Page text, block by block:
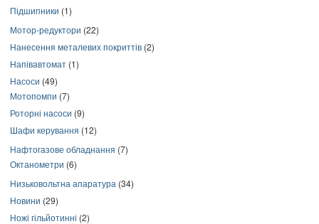
Підшипники (1)
Мотор-редуктори (22)
Нанесення металевих покриттів (2)
Напівавтомат (1)
Насоси (49)
Мотопомпи (7)
Роторні насоси (9)
Шафи керування (12)
Нафтогазове обладнання (7)
Октанометри (6)
Низьковольтна апаратура (34)
Новини (29)
Ножі гільйотинні (2)